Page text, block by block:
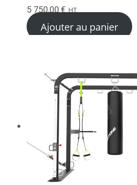
5 750,00 € HT
Ajouter au panier